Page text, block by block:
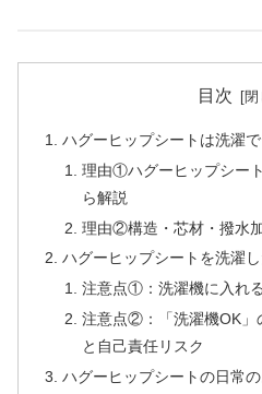
目次
ハグーヒップシートは洗濯
理由①ハグーヒップシー
ら解説
理由②構造・芯材・撥水
ハグーヒップシートを洗濯
注意点①：洗濯機に入れ
注意点②：「洗濯機OK」
と自己責任リスク
ハグーヒップシートの日常